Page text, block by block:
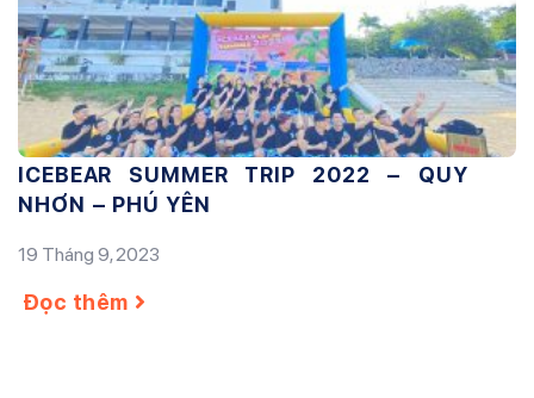
ICEBEAR SUMMER TRIP 2022 – QUY
NHƠN – PHÚ YÊN
19 Tháng 9, 2023
Đọc thêm